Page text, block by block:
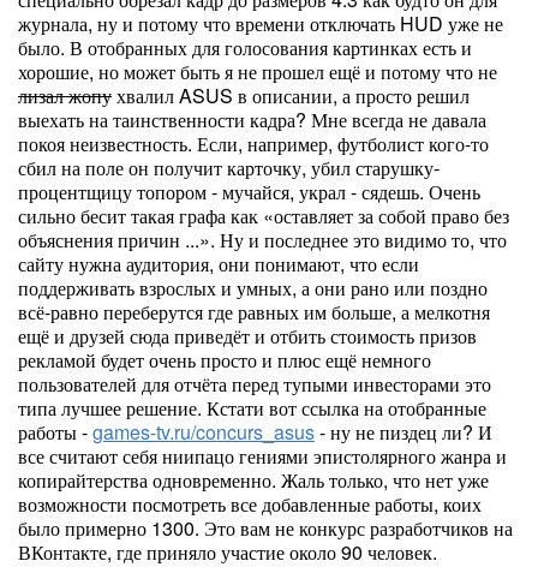
журнала, ну и потому что времени отключать HUD уже не
было. В отобранных для голосования картинках есть и
хорошие, но может быть я не прошел ещё и потому что не
лизал жопухвалил ASUS в описании, а просто решил
выехать на таинственности кадра? Мне всегда не давала
покоя неизвестность. Если, например, футболист кого-то
сбил на поле он получит карточку, убил старушку-
процентщицу топором - мучайся, украл - сядешь. Очень
сильно бесит такая графа как «оставляет за собой право без
объяснения причин ...». Ну и последнее это видимо то, что
сайту нужна аудитория, они понимают, что если
поддерживать взрослых и умных, а они рано или поздно
всё-равно переберутся где равных им больше, а мелкотня
ещё и друзей сюда приведёт и отбить стоимость призов
рекламой будет очень просто и плюс ещё немного
пользователей для отчёта перед тупыми инвесторами это
типа лучшее решение. Кстати вот ссылка на отобранные
работы -games-tv.ru/concurs_asus- ну не пиздец ли? И
все считают себя ниипацо гениями эпистолярного жанра и
копирайтерства одновременно. Жаль только, что нет уже
возможности посмотреть все добавленные работы, коих
было примерно 1300. Это вам не конкурс разработчиков на
ВКонтакте, где приняло участие около 90 человек.